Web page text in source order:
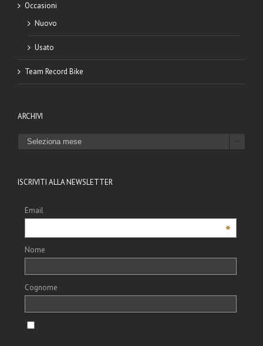
Occasioni
Nuovo
Usato
Team Record Bike
ARCHIVI
ARCHIVI
ISCRIVITI ALLA NEWSLETTER
Email
*
Nome
Cognome